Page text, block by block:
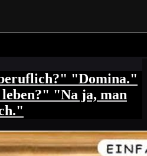
"Domina."
"Na ja, man